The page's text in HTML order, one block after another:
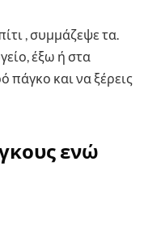
, συμμάζεψε τα.
έξω ή στα
πάγκο και να ξέρεις
ενώ